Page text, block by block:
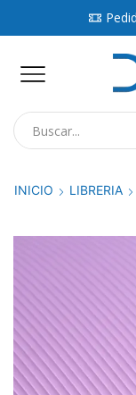
INICIO LIBRERIA